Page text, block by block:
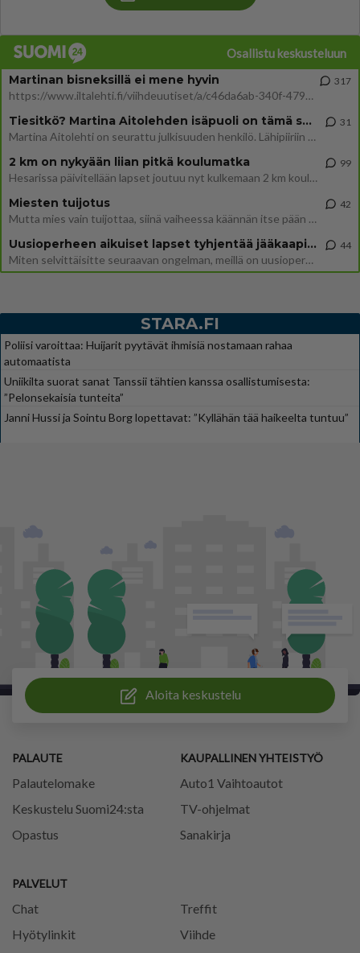
Osallistu keskusteluun
Martinan bisneksillä ei mene hyvin
https://www.iltalehti.fi/viihdeuutiset/a/c46da6ab-340f-4790-aaa7-0865eed2336 Yrityksen konkurssihakemus on tullut kärä
317
Tiesitkö? Martina Aitolehden isäpuoli on tämä suosittu laulaja
Martina Aitolehti on seurattu julkisuuden henkilö. Lähipiiriin mahtuu muitakin tunnettuja henkilöitä. Tiesitkö, että Ma
31
2 km on nykyään liian pitkä koulumatka
Hesarissa päivitellään lapset joutuu nyt kulkemaan 2 km kouluun jösses. Ruostefillarilla tuo matka menee vaikka miten äk
99
Miesten tuijotus
Mutta mies vain tuijottaa, siinä vaiheessa käännän itse pään pois. Mikä juttu? Yleensä jos joku tuijottaa tai katsoo, hä
42
Uusioperheen aikuiset lapset tyhjentää jääkaapin käydessään
Miten selvittäisitte seuraavan ongelman, meillä on uusioperhe, minulla teini-ikäiset lapset ja puolisolla aikuiset, jotk
44
STARA.FI
Poliisi varoittaa: Huijarit pyytävät ihmisiä nostamaan rahaa
automaatista
Uniikilta suorat sanat Tanssii tähtien kanssa osallistumisesta:
”Pelonsekaisia tunteita”
Janni Hussi ja Sointu Borg lopettavat: ”Kyllähän tää haikeelta tuntuu”
Aloita keskustelu
PALAUTE
Palautelomake
Keskustelu Suomi24:sta
Opastus
PALVELUT
Chat
Treffit
Hyötylinkit
Viihde
KAUPALLINEN YHTEISTYÖ
Auto1 Vaihtoautot
TV-ohjelmat
Sanakirja